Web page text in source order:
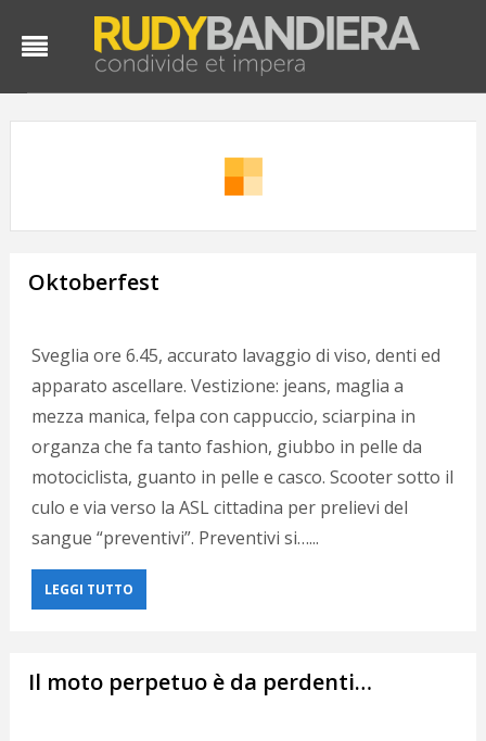
Oktoberfest
Sveglia ore 6.45, accurato lavaggio di viso, denti ed
apparato ascellare. Vestizione: jeans, maglia a
mezza manica, felpa con cappuccio, sciarpina in
organza che fa tanto fashion, giubbo in pelle da
motociclista, guanto in pelle e casco. Scooter sotto il
culo e via verso la ASL cittadina per prelievi del
sangue “preventivi”. Preventivi si…...
LEGGI TUTTO
Il moto perpetuo è da perdenti…